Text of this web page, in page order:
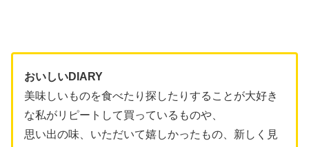
おいしいDIARY
美味しいものを食べたり探したりすることが大好き
な私がリピートして買っているものや、
思い出の味、いただいて嬉しかったもの、新しく見